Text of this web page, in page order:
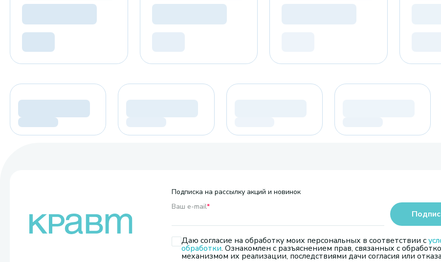
Подписка на рассылку акций и новинок
Ваш e-mail*
Даю согласие на обработку моих персональных в соответствии с
обработки. Ознакомлен с разъяснением прав, связанных с
механизмом их реализации, последствиями дачи согласия или